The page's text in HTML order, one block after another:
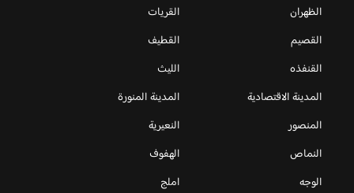
الظهران
القريات
القصيم
القطيف
القنفذه
الليث
المدينة الاقتصادية
المدينة المنورة
المنصور
النعيرية
النماص
الهفوف
الوجه
املج